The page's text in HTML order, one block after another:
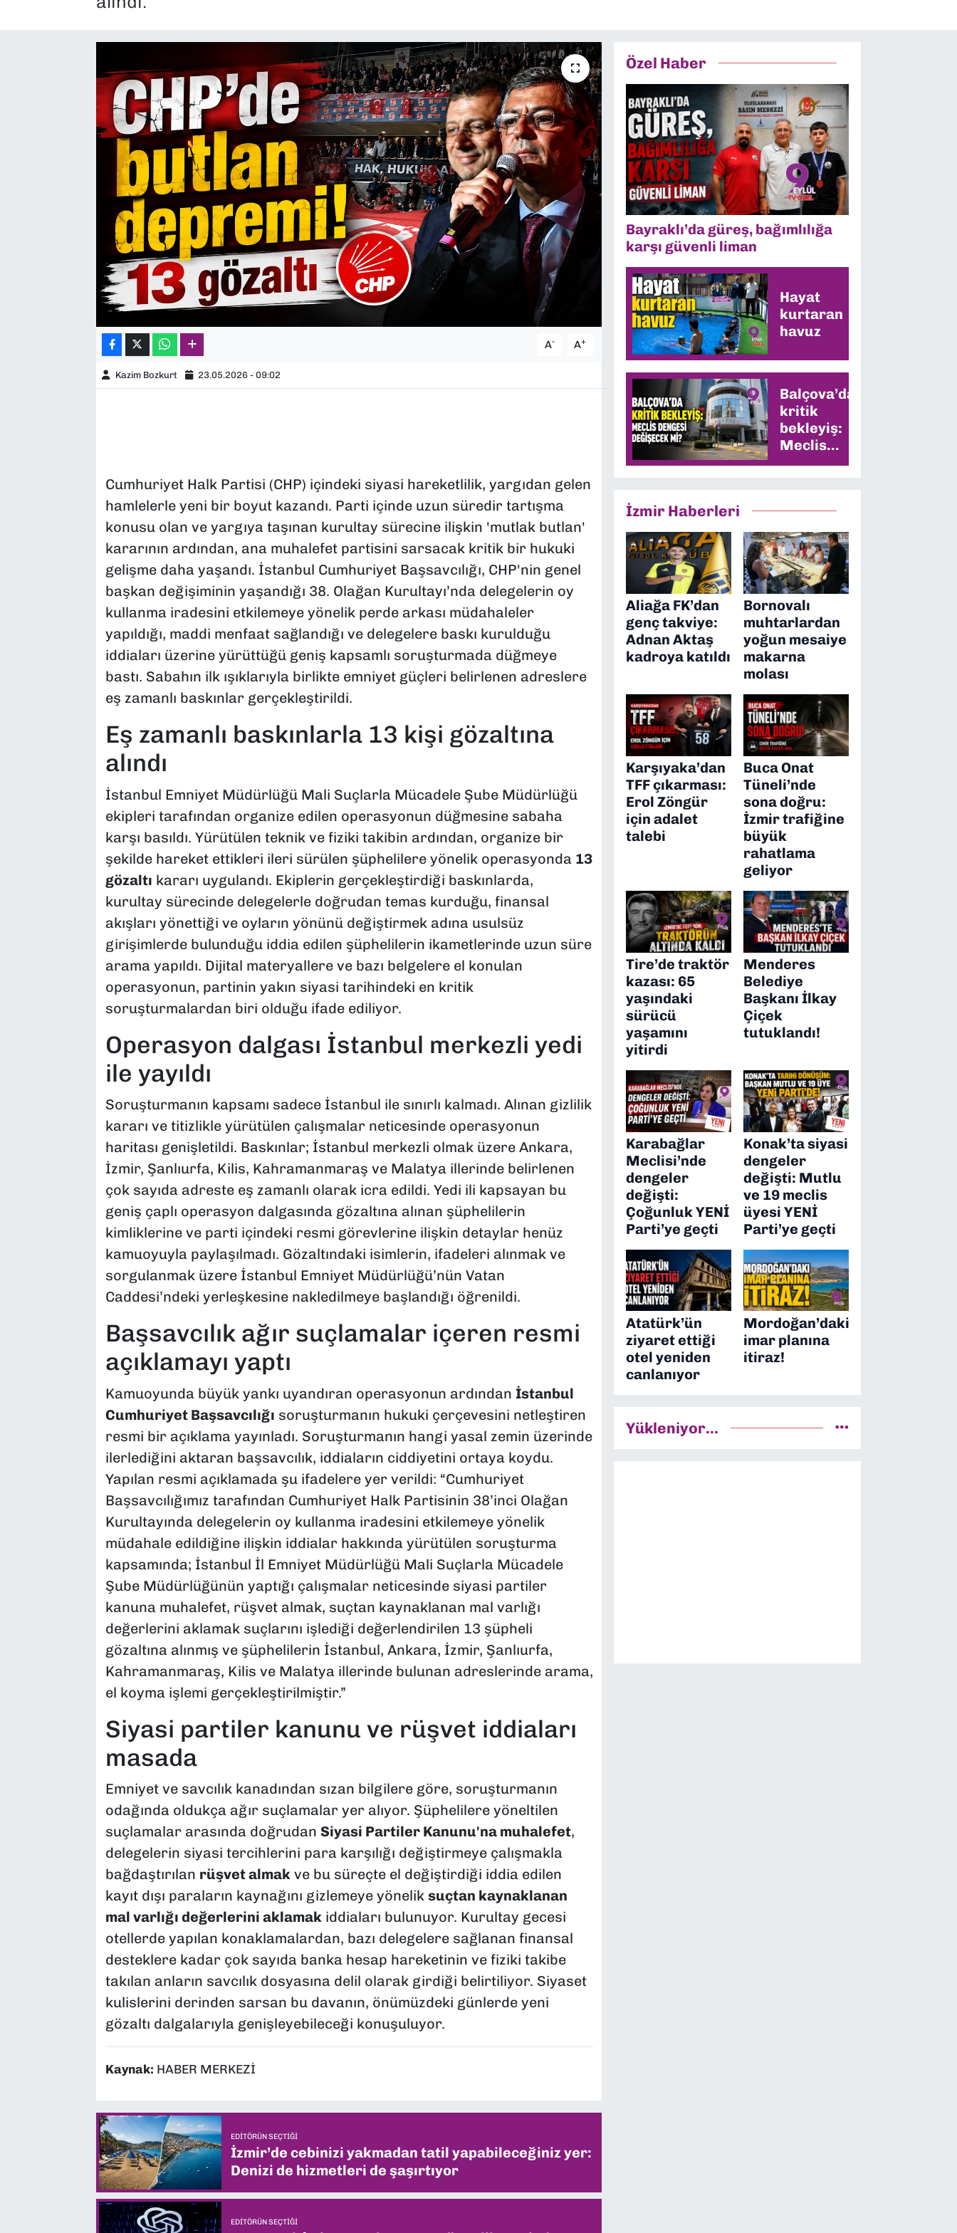
A- A+
Kazim Bozkurt 23.05.2026 - 09:02
Cumhuriyet Halk Partisi (CHP) içindeki siyasi hareketlilik, yargıdan gelen
hamlelerle yeni bir boyut kazandı. Parti içinde uzun süredir tartışma
konusu olan ve yargıya taşınan kurultay sürecine ilişkin 'mutlak butlan'
kararının ardından, ana muhalefet partisini sarsacak kritik bir hukuki
gelişme daha yaşandı. İstanbul Cumhuriyet Başsavcılığı, CHP'nin genel
başkan değişiminin yaşandığı 38. Olağan Kurultayı’nda delegelerin oy
kullanma iradesini etkilemeye yönelik perde arkası müdahaleler
yapıldığı, maddi menfaat sağlandığı ve delegelere baskı kurulduğu
iddiaları üzerine yürüttüğü geniş kapsamlı soruşturmada düğmeye
bastı. Sabahın ilk ışıklarıyla birlikte emniyet güçleri belirlenen adreslere
eş zamanlı baskınlar gerçekleştirildi.
Eş zamanlı baskınlarla 13 kişi gözaltına
alındı
​İstanbul Emniyet Müdürlüğü Mali Suçlarla Mücadele Şube Müdürlüğü
ekipleri tarafından organize edilen operasyonun düğmesine sabaha
karşı basıldı. Yürütülen teknik ve fiziki takibin ardından, organize bir
şekilde hareket ettikleri ileri sürülen şüphelilere yönelik operasyonda 13
gözaltı kararı uygulandı. Ekiplerin gerçekleştirdiği baskınlarda,
kurultay sürecinde delegelerle doğrudan temas kurduğu, finansal
akışları yönettiği ve oyların yönünü değiştirmek adına usulsüz
girişimlerde bulunduğu iddia edilen şüphelilerin ikametlerinde uzun süre
arama yapıldı. Dijital materyallere ve bazı belgelere el konulan
operasyonun, partinin yakın siyasi tarihindeki en kritik
soruşturmalardan biri olduğu ifade ediliyor.
Operasyon dalgası İstanbul merkezli yedi
ile yayıldı
​Soruşturmanın kapsamı sadece İstanbul ile sınırlı kalmadı. Alınan gizlilik
kararı ve titizlikle yürütülen çalışmalar neticesinde operasyonun
haritası genişletildi. Baskınlar; İstanbul merkezli olmak üzere Ankara,
İzmir, Şanlıurfa, Kilis, Kahramanmaraş ve Malatya illerinde belirlenen
çok sayıda adreste eş zamanlı olarak icra edildi. Yedi ili kapsayan bu
geniş çaplı operasyon dalgasında gözaltına alınan şüphelilerin
kimliklerine ve parti içindeki resmi görevlerine ilişkin detaylar henüz
kamuoyuyla paylaşılmadı. Gözaltındaki isimlerin, ifadeleri alınmak ve
sorgulanmak üzere İstanbul Emniyet Müdürlüğü’nün Vatan
Caddesi’ndeki yerleşkesine nakledilmeye başlandığı öğrenildi.
​Başsavcılık ağır suçlamalar içeren resmi
açıklamayı yaptı
​Kamuoyunda büyük yankı uyandıran operasyonun ardından İstanbul
Cumhuriyet Başsavcılığı soruşturmanın hukuki çerçevesini netleştiren
resmi bir açıklama yayınladı. Soruşturmanın hangi yasal zemin üzerinde
ilerlediğini aktaran başsavcılık, iddiaların ciddiyetini ortaya koydu.
Yapılan resmi açıklamada şu ifadelere yer verildi: “Cumhuriyet
Başsavcılığımız tarafından Cumhuriyet Halk Partisinin 38’inci Olağan
Kurultayında delegelerin oy kullanma iradesini etkilemeye yönelik
müdahale edildiğine ilişkin iddialar hakkında yürütülen soruşturma
kapsamında; İstanbul İl Emniyet Müdürlüğü Mali Suçlarla Mücadele
Şube Müdürlüğünün yaptığı çalışmalar neticesinde siyasi partiler
kanuna muhalefet, rüşvet almak, suçtan kaynaklanan mal varlığı
değerlerini aklamak suçlarını işlediği değerlendirilen 13 şüpheli
gözaltına alınmış ve şüphelilerin İstanbul, Ankara, İzmir, Şanlıurfa,
Kahramanmaraş, Kilis ve Malatya illerinde bulunan adreslerinde arama,
el koyma işlemi gerçekleştirilmiştir.”
​Siyasi partiler kanunu ve rüşvet iddiaları
masada
​Emniyet ve savcılık kanadından sızan bilgilere göre, soruşturmanın
odağında oldukça ağır suçlamalar yer alıyor. Şüphelilere yöneltilen
suçlamalar arasında doğrudan Siyasi Partiler Kanunu'na muhalefet,
delegelerin siyasi tercihlerini para karşılığı değiştirmeye çalışmakla
bağdaştırılan rüşvet almakve bu süreçte el değiştirdiği iddia edilen
kayıt dışı paraların kaynağını gizlemeye yönelik suçtan kaynaklanan
mal varlığı değerlerini aklamakiddiaları bulunuyor. Kurultay gecesi
otellerde yapılan konaklamalardan, bazı delegelere sağlanan finansal
desteklere kadar çok sayıda banka hesap hareketinin ve fiziki takibe
takılan anların savcılık dosyasına delil olarak girdiği belirtiliyor. Siyaset
kulislerini derinden sarsan bu davanın, önümüzdeki günlerde yeni
gözaltı dalgalarıyla genişleyebileceği konuşuluyor.
Kaynak: HABER MERKEZİ
EDITÖRÜN SEÇTIĞI
İzmir’de cebinizi yakmadan tatil yapabileceğiniz yer:
Denizi de hizmetleri de şaşırtıyor
EDITÖRÜN SEÇTIĞI
Özel Haber
Bayraklı’da güreş, bağımlılığa
karşı güvenli liman
Hayat
kurtaran
havuz
Balçova’da
kritik
bekleyiş:
Meclis
dengesi
İzmir Haberleri
Aliağa FK’dan
genç takviye:
Adnan Aktaş
kadroya katıldı
Bornovalı
muhtarlardan
yoğun mesaiye
makarna
molası
Karşıyaka’dan
TFF çıkarması:
Erol Zöngür
için adalet
talebi
Buca Onat
Tüneli’nde
sona doğru:
İzmir trafiğine
büyük
rahatlama
geliyor
Tire’de traktör
kazası: 65
yaşındaki
sürücü
yaşamını
yitirdi
Menderes
Belediye
Başkanı İlkay
Çiçek
tutuklandı!
Karabağlar
Meclisi’nde
dengeler
değişti:
Çoğunluk YENİ
Parti’ye geçti
Konak’ta siyasi
dengeler
değişti: Mutlu
ve 19 meclis
üyesi YENİ
Parti’ye geçti
Atatürk’ün
ziyaret ettiği
otel yeniden
canlanıyor
Mordoğan’daki
imar planına
itiraz!
Yükleniyor...
TEKNOLOJİ
YEREL YÖNETİMLER